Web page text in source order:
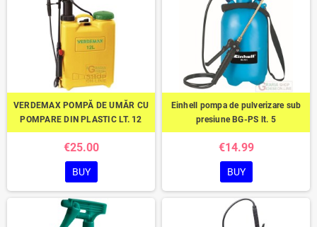
VERDEMAX POMPĂ DE UMĂR CU
POMPARE DIN PLASTIC LT. 12
€25.00
BUY
Einhell pompa de pulverizare sub
presiune BG-PS lt. 5
€14.99
BUY